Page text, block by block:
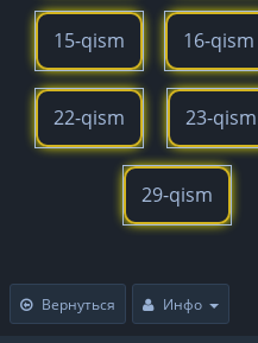
15-qism 16-qism
22-qism 23-qism
29-qism
Вернуться Инфо